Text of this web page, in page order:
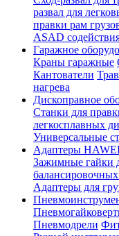
развал для
правки рам
ASAD
Гаражное
Краны гаражные
Кантователи
нагрева
Дископравное
Станки для
легкосплавных
Универсальные
Адаптеры
Зажимные гайки
балансировочных
Адаптеры для
Пневмодрели